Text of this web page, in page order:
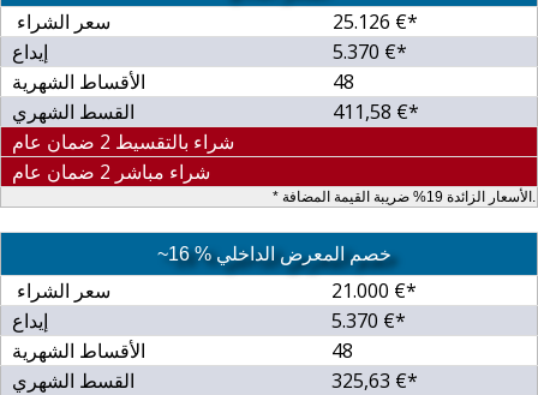
سعر الشراء
25.126 €*
إيداع
5.370 €*
الأقساط الشهرية
48
القسط الشهري
411,58 €*
شراء بالتقسيط 2 ضمان عام
شراء مباشر 2 ضمان عام
~16 % خصم المعرض الداخلي
سعر الشراء
21.000 €*
إيداع
5.370 €*
الأقساط الشهرية
48
القسط الشهري
325,63 €*